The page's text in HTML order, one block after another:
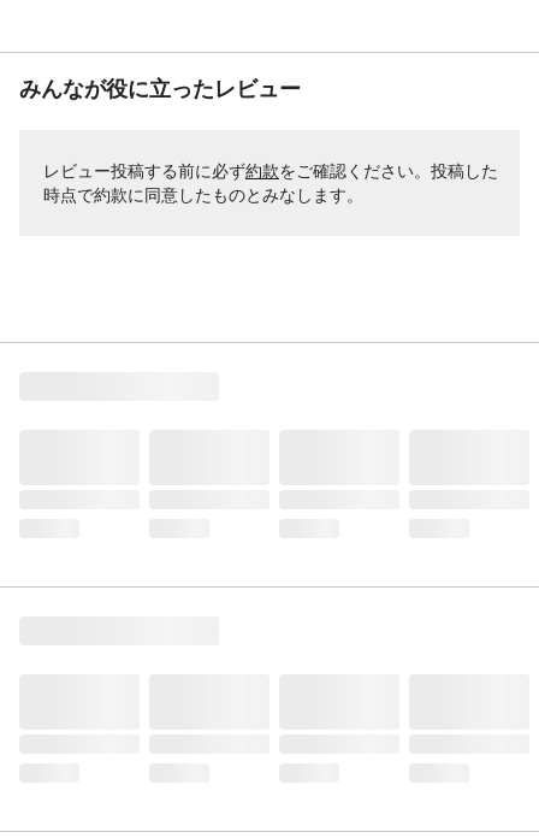
みんなが役に立ったレビュー
レビュー投稿する前に必ず約款をご確認ください。投稿した
時点で約款に同意したものとみなします。